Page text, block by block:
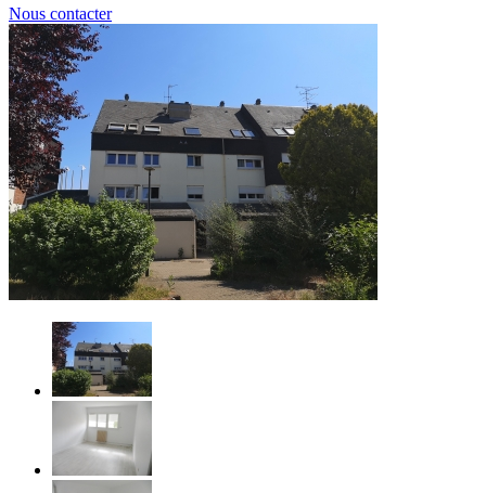
Nous contacter